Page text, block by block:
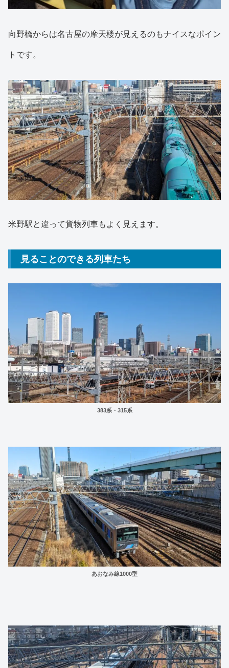
向野橋からは名古屋の摩天楼が見えるのもナイスなポイン
トです。
米野駅と違って貨物列車もよく見えます。
見ることのできる列車たち
383系・315系
あおなみ線1000型